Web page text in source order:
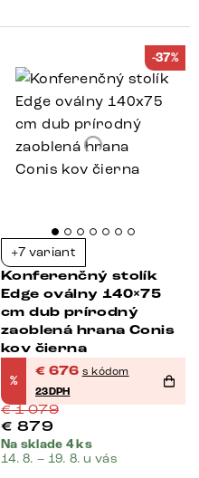
-37%
+7 variant
Konferenčný stolík
Edge oválny 140×75
cm dub prírodný
zaoblená hrana Conis
kov čierna
%
€ 676 s kódom
23DPH
€1 079
€ 879
Na sklade 4 ks
14. 8. – 19. 8. u vás